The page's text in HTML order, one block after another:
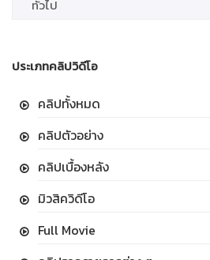
ประเภทคลิปวิดีโอ
คลิปทั้งหมด
คลิปตัวอย่าง
คลิปเบื้องหลัง
มิวสิควิดีโอ
Full Movie